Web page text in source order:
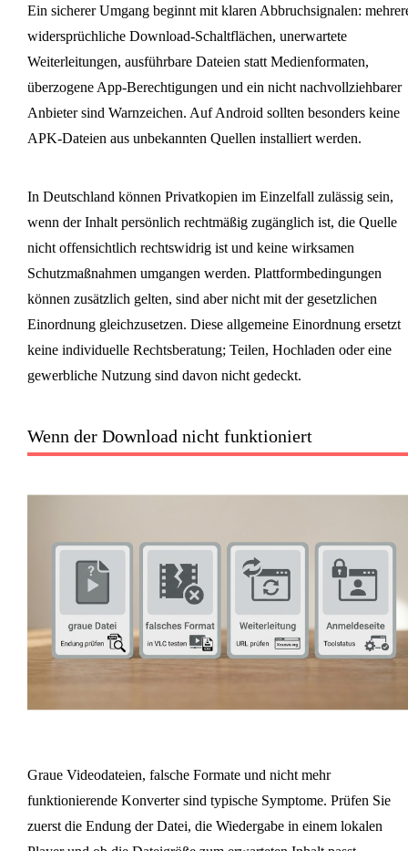
Ein sicherer Umgang beginnt mit klaren Abbruchsignalen:
widersprüchliche Download-Schaltflächen, unerwartete
Weiterleitungen, ausführbare Dateien statt Medienformaten,
überzogene App-Berechtigungen und ein nicht nachvollziehbarer
Anbieter sind Warnzeichen. Auf Android sollten besonders keine
APK-Dateien aus unbekannten Quellen installiert werden.
In Deutschland können Privatkopien im Einzelfall zulässig sein,
wenn der Inhalt persönlich rechtmäßig zugänglich ist, die Quelle
nicht offensichtlich rechtswidrig ist und keine wirksamen
Schutzmaßnahmen umgangen werden. Plattformbedingungen
können zusätzlich gelten, sind aber nicht mit der gesetzlichen
Einordnung gleichzusetzen. Diese allgemeine Einordnung ersetzt
keine individuelle Rechtsberatung; Teilen, Hochladen oder eine
gewerbliche Nutzung sind davon nicht gedeckt.
Wenn der Download nicht funktioniert
Graue Videodateien, falsche Formate und nicht mehr
funktionierende Konverter sind typische Symptome. Prüfen Sie
zuerst die Endung der Datei, die Wiedergabe in einem lokalen